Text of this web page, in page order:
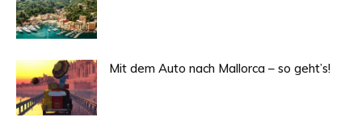
Mit dem Auto nach Mallorca – so geht’s!